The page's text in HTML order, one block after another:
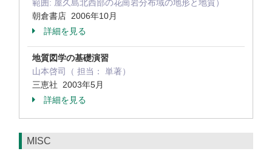
範囲: 屋久島北西部の花崗岩分布域の地形と地質）
朝倉書店 2006年10月
詳細を見る
地質図学の基礎演習
山本啓司（ 担当： 単著）
三恵社 2003年5月
詳細を見る
MISC